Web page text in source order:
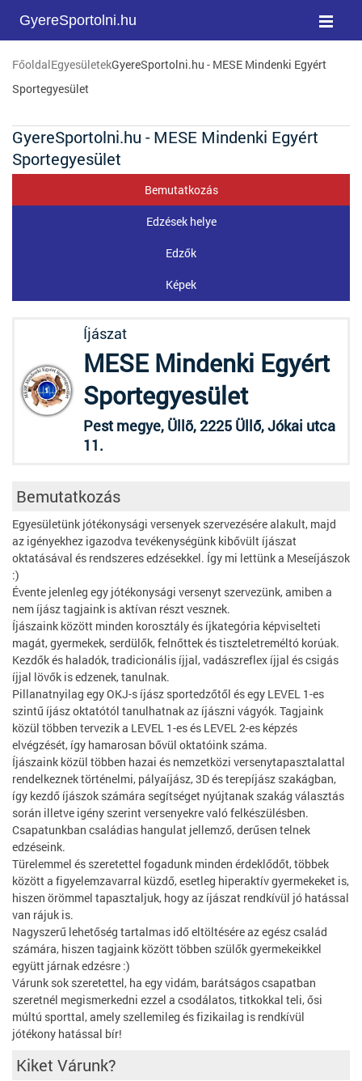
GyereSportolni.hu
FőoldalEgyesületekGyereSportolni.hu - MESE Mindenki Egyért
Sportegyesület
GyereSportolni.hu - MESE Mindenki Egyért
Sportegyesület
Bemutatkozás
Edzések helye
Edzők
Képek
Íjászat
MESE Mindenki Egyért
Sportegyesület
Pest megye, Üllõ, 2225 Üllő, Jókai utca
11.
Bemutatkozás
Egyesületünk jótékonysági versenyek szervezésére alakult, majd
az igényekhez igazodva tevékenységünk kibővült íjászat
oktatásával és rendszeres edzésekkel. Így mi lettünk a Meseíjászok
:)
Évente jelenleg egy jótékonysági versenyt szervezünk, amiben a
nem íjász tagjaink is aktívan részt vesznek.
Íjászaink között minden korosztály és íjkategória képviselteti
magát, gyermekek, serdülők, felnőttek és tiszteletreméltó korúak.
Kezdők és haladók, tradicionális íjjal, vadászreflex íjjal és csigás
íjjal lövők is edzenek, tanulnak.
Pillanatnyilag egy OKJ-s íjász sportedzőtől és egy LEVEL 1-es
szintű íjász oktatótól tanulhatnak az íjászni vágyók. Tagjaink
közül többen tervezik a LEVEL 1-es és LEVEL 2-es képzés
elvégzését, így hamarosan bővül oktatóink száma.
Íjászaink közül többen hazai és nemzetközi versenytapasztalattal
rendelkeznek történelmi, pályaíjász, 3D és terepíjász szakágban,
így kezdő íjászok számára segítséget nyújtanak szakág választás
során illetve igény szerint versenyekre való felkészülésben.
Csapatunkban családias hangulat jellemző, derűsen telnek
edzéseink.
Türelemmel és szeretettel fogadunk minden érdeklődőt, többek
között a figyelemzavarral küzdő, esetleg hiperaktív gyermekeket is,
hiszen örömmel tapasztaljuk, hogy az íjászat rendkívül jó hatással
van rájuk is.
Nagyszerű lehetőség tartalmas idő eltöltésére az egész család
számára, hiszen tagjaink között többen szülők gyermekeikkel
együtt járnak edzésre :)
Várunk sok szeretettel, ha egy vidám, barátságos csapatban
szeretnél megismerkedni ezzel a csodálatos, titkokkal teli, ősi
múltú sporttal, amely szellemileg és fizikailag is rendkívül
jótékony hatással bír!
Kiket Várunk?